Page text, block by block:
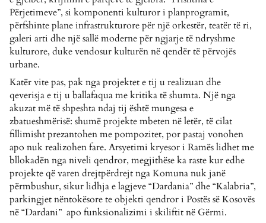
Përjetimeve”, si komponenti kulturor i planprogramit,
përfshinte plane infrastrukturore për një orkestër, teatër të ri,
galeri arti dhe një sallë moderne për ngjarje të ndryshme
kulturore, duke vendosur kulturën në qendër të përvojës
urbane.
Katër vite pas, pak nga projektet e tij u realizuan dhe
qeverisja e tij u ballafaqua me kritika të shumta. Një nga
akuzat më të shpeshta ndaj tij është mungesa e
zbatueshmërisë: shumë projekte mbeten në letër, të cilat
fillimisht prezantohen me pompozitet, por pastaj vonohen
apo nuk realizohen fare. Arsyetimi kryesor i Ramës lidhet me
bllokadën nga niveli qendror, megjithëse ka raste kur edhe
projekte që varen drejtpërdrejt nga Komuna nuk janë
përmbushur, sikur lidhja e lagjeve “Dardania” dhe “Kalabria”,
parkingjet nëntokësore te objekti qendror i Postës së Kosovës
në “Dardani” apo funksionalizimi i skiliftit në Gërmi.